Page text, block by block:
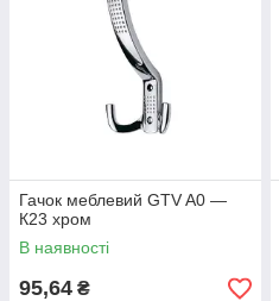
Гачок меблевий GTV A0 —
К23 хром
В наявності
95,64 ₴